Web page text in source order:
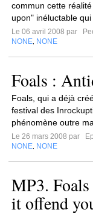
commun cette
upon" inéluctable qui
Le 06 avril 2008 par
NONE NONE
Foals :
Foals, qui a déjà
festival des
phénomène outre
Le 26 mars 2008 par
NONE NONE
MP3.
it offend